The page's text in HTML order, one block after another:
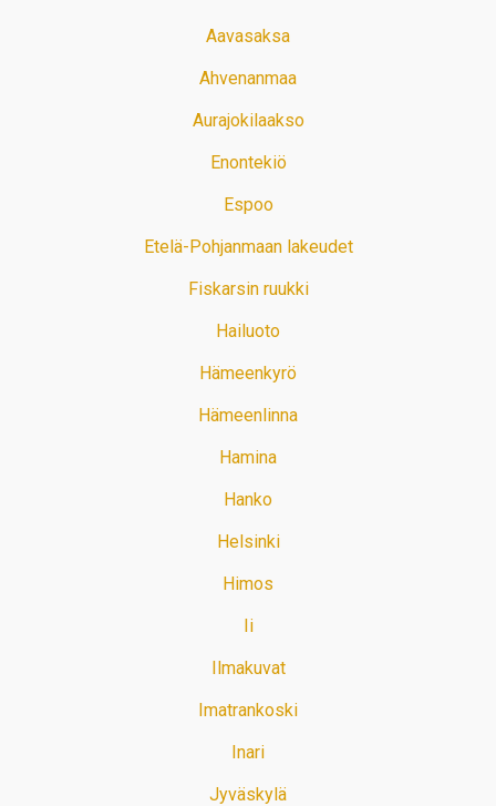
Aavasaksa
Ahvenanmaa
Aurajokilaakso
Enontekiö
Espoo
Etelä-Pohjanmaan lakeudet
Fiskarsin ruukki
Hailuoto
Hämeenkyrö
Hämeenlinna
Hamina
Hanko
Helsinki
Himos
Ii
Ilmakuvat
Imatrankoski
Inari
Jyväskylä